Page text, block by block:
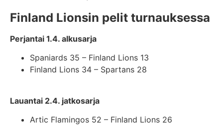
Finland Lionsin pelit turnauksessa
Perjantai 1.4. alkusarja
Spaniards 35 – Finland Lions 13
Finland Lions 34 – Spartans 28
Lauantai 2.4. jatkosarja
Artic Flamingos 52 – Finland Lions 26